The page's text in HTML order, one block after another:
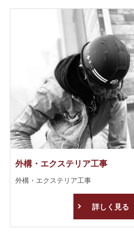
外構・エクステリア工事
外構・エクステリア工事
詳しく見る